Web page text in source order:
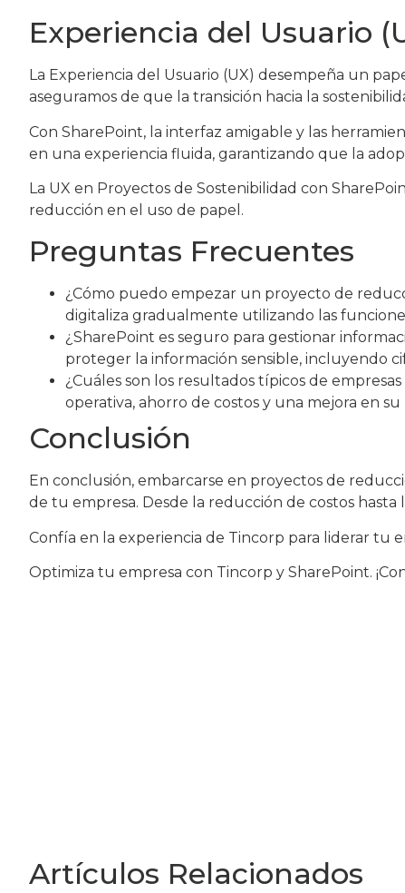
Experiencia del Usuario
La Experiencia del Usuario (UX) desempeña un
aseguramos de que la transición hacia la
Con SharePoint, la interfaz amigable y las
en una experiencia fluida, garantizando que la
La UX en Proyectos de Sostenibilidad con
reducción en el uso de papel.
Preguntas Frecuentes
¿Cómo puedo empezar un proyecto de
digitaliza gradualmente utilizando las
¿SharePoint es seguro para gestionar
proteger la información sensible, incluyendo
¿Cuáles son los resultados típicos de
operativa, ahorro de costos y una mejora en
Conclusión
En conclusión, embarcarse en proyectos de
de tu empresa. Desde la reducción de costos hasta
Confía en la experiencia de Tincorp para liderar tu
Optimiza tu empresa con Tincorp y SharePoint.
Artículos Relacionados